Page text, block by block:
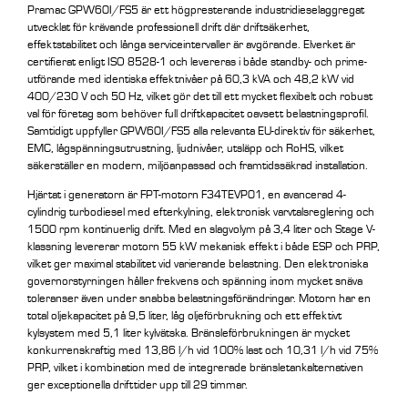
Pramac GPW60I/FS5 är ett högpresterande industridieselaggregat
utvecklat för krävande professionell drift där driftsäkerhet,
effektstabilitet och långa serviceintervaller är avgörande. Elverket är
certifierat enligt ISO 8528-1 och levereras i både standby- och prime-
utförande med identiska effektnivåer på 60,3 kVA och 48,2 kW vid
400/230 V och 50 Hz, vilket gör det till ett mycket flexibelt och robust
val för företag som behöver full driftkapacitet oavsett belastningsprofil.
Samtidigt uppfyller GPW60I/FS5 alla relevanta EU-direktiv för säkerhet,
EMC, lågspänningsutrustning, ljudnivåer, utsläpp och RoHS, vilket
säkerställer en modern, miljöanpassad och framtidssäkrad installation.
Hjärtat i generatorn är FPT-motorn F34TEVP01, en avancerad 4-
cylindrig turbodiesel med efterkylning, elektronisk varvtalsreglering och
1500 rpm kontinuerlig drift. Med en slagvolym på 3,4 liter och Stage V-
klassning levererar motorn 55 kW mekanisk effekt i både ESP och PRP,
vilket ger maximal stabilitet vid varierande belastning. Den elektroniska
governorstyrningen håller frekvens och spänning inom mycket snäva
toleranser även under snabba belastningsförändringar. Motorn har en
total oljekapacitet på 9,5 liter, låg oljeförbrukning och ett effektivt
kylsystem med 5,1 liter kylvätska. Bränsleförbrukningen är mycket
konkurrenskraftig med 13,86 l/h vid 100% last och 10,31 l/h vid 75%
PRP, vilket i kombination med de integrerade bränsletankalternativen
ger exceptionella drifttider upp till 29 timmar.